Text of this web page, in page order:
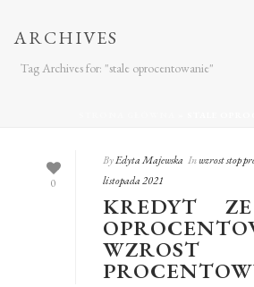
ARCHIVES
Tag Archives for: "stale oprocentowanie"
0
ByEdyta Majewska Inwzrost stop
listopada 2021
KREDYT